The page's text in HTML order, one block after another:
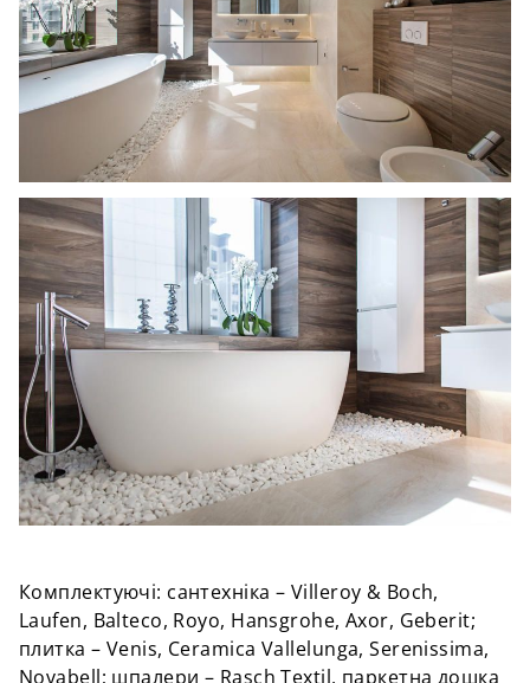
Комплектуючі: сантехніка – Villeroy & Boch,
Laufen, Balteco, Royo, Hansgrohe, Axor, Geberit;
плитка – Venis, Ceramica Vallelunga, Serenissima,
Novabell; шпалери – Rasch Textil, паркетна дошка